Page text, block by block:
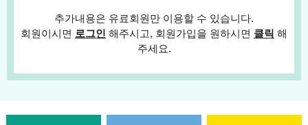
추가내용은 유료회원만 이용할 수 있습니다.
회원이시면 로그인 해주시고, 회원가입을 원하시면 클릭 해
주세요.